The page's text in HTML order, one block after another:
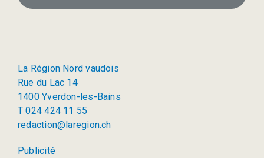
La Région Nord vaudois
Rue du Lac 14
1400 Yverdon-les-Bains
T 024 424 11 55
redaction@laregion.ch
Publicité